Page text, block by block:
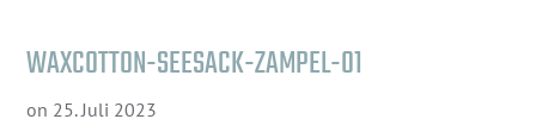
WAXCOTTON-SEESACK-ZAMPEL-01
on 25. Juli 2023